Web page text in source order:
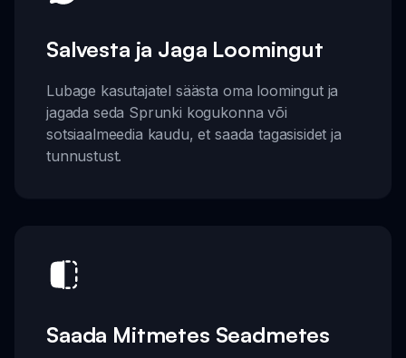
Salvesta ja Jaga Loomingut
Lubage kasutajatel säästa oma loomingut ja
jagada seda Sprunki kogukonna või
sotsiaalmeedia kaudu, et saada tagasisidet ja
tunnustust.
Saada Mitmetes Seadmetes